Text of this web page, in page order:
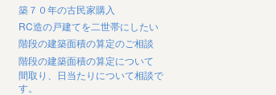
築７０年の古民家購入
RC造の戸建てを二世帯にしたい
階段の建築面積の算定のご相談
階段の建築面積の算定について
間取り、日当たりについて相談で
す。